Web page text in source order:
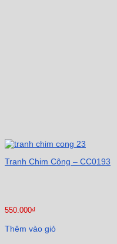
Tranh Chim Công – CC0193
550.000₫
Thêm vào giỏ